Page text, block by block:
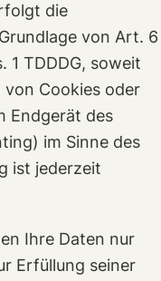
die
von Art. 6
1 TDDDG, soweit
von Cookies oder
Endgerät des
im Sinne des
ist jederzeit
Ihre Daten nur
Erfüllung seiner